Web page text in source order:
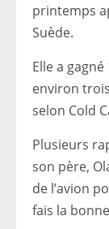
printemps
Suède.
Elle a
environ
selon Cold
Plusieurs
son père,
de l’avion
fais la